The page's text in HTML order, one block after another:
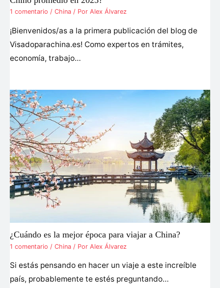
1 comentario / China / Por Alex Álvarez
¡Bienvenidos/as a la primera publicación del blog de
Visadoparachina.es! Como expertos en trámites,
economía, trabajo…
¿Cuándo es la mejor época para viajar a China?
1 comentario / China / Por Alex Álvarez
Si estás pensando en hacer un viaje a este increíble
país, probablemente te estés preguntando…